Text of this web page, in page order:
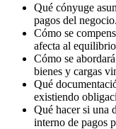
Qué cónyuge
pagos del negocio.
Cómo se
afecta al
Cómo se
bienes y cargas
Qué
existiendo
Qué hacer si una
interno de pagos